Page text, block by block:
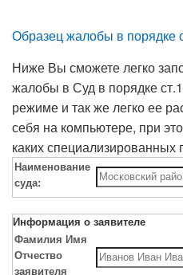
Образец жалобы в порядке
Ниже Вы сможете легко
жалобы в Суд в порядке
режиме и так же легко ее
себя на компьютере, при
каких специализированных
Наименование
суда:
Информация о заявителе
Фамилия Имя
Отчество
заявителя